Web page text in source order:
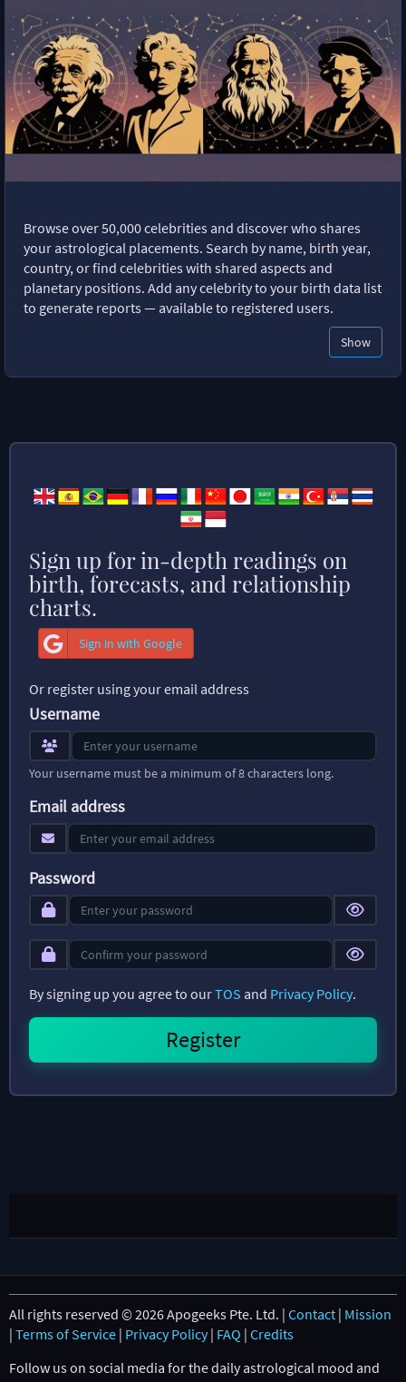
Browse over 50,000 celebrities and discover who shares
your astrological placements. Search by name, birth year,
country, or find celebrities with shared aspects and
planetary positions. Add any celebrity to your birth data list
to generate reports — available to registered users.
Show
Sign up for in-depth readings on
birth, forecasts, and relationship
charts.
Sign in with Google
Or register using your email address
Username
Your username must be a minimum of 8 characters long.
Email address
Password
By signing up you agree to ourTOS and Privacy Policy.
All rights reserved © 2026 Apogeeks Pte. Ltd. | Contact | Mission
| Terms of Service | Privacy Policy| FAQ | Credits
Follow us on social media for the daily astrological mood and